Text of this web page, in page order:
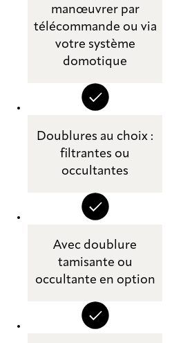
manœuvrer par
télécommande ou via
votre système
domotique
Doublures au choix :
filtrantes ou
occultantes
Avec doublure
tamisante ou
occultante en option